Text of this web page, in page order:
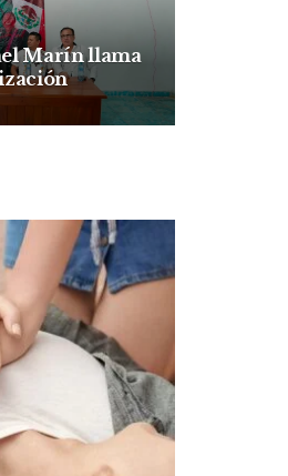
Marín llama